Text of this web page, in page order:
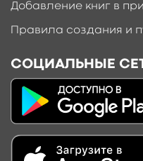
Добавление книг в
Правила создания и
СОЦИАЛЬНЫЕ